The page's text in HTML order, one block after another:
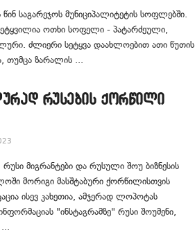
საგარეჯოს მუნიციპალიტეტის სოფლებში.
ოთხი სოფელი - პატარძეული,
ძლიერი სეტყვა დაახლოებით ათი წუთის
ზარალის ...
რუსების ქორწილი
მიგრანტები და რუსული შოუ ბიზნესის
მორიგი მასშტაბური ქორწილისთვის
ისევ კახეთია, ამჯერად ლოპოტას
"ინსტაგრამზე" რუსი შოუმენი,